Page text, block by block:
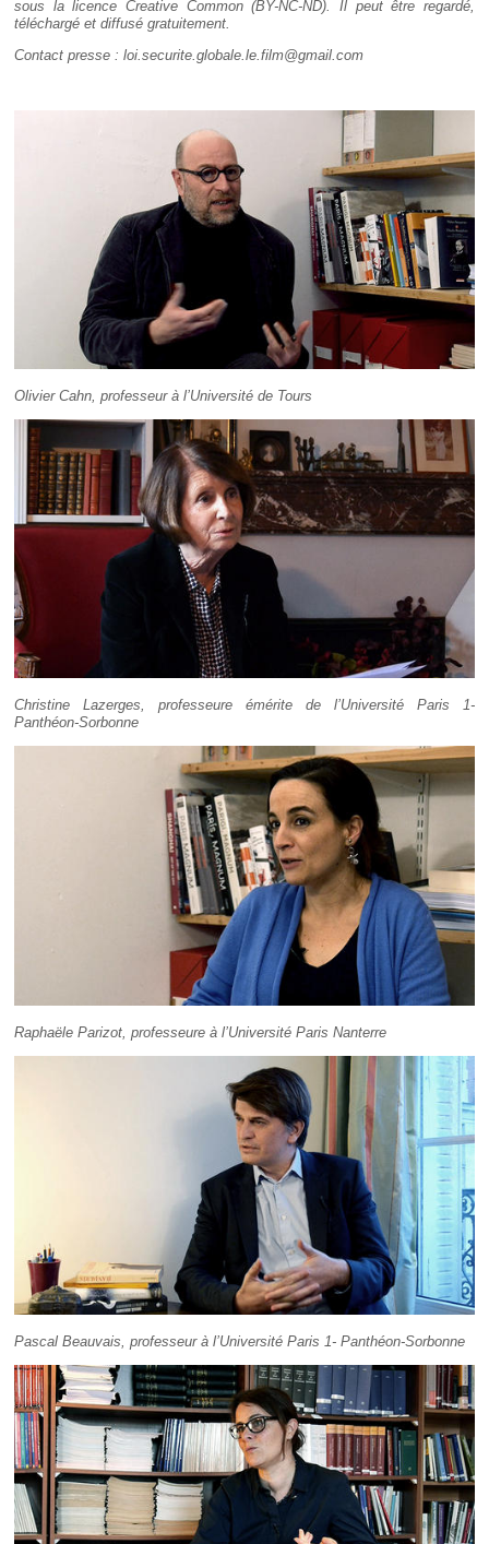
sous la licence Creative Common (BY-NC-ND). Il peut être regardé,
téléchargé et diffusé gratuitement.
Contact presse : loi.securite.globale.le.film@gmail.com
Olivier Cahn, professeur à l’Université de Tours
Christine Lazerges, professeure émérite de l’Université Paris 1-
Panthéon-Sorbonne
Raphaële Parizot, professeure à l’Université Paris Nanterre
Pascal Beauvais, professeur à l’Université Paris 1- Panthéon-Sorbonne